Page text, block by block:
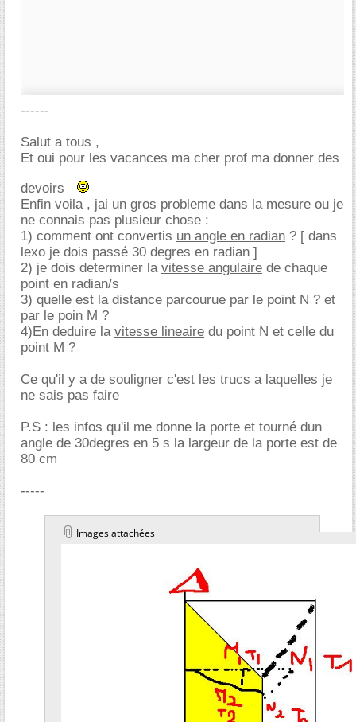
------
Salut a tous ,
Et oui pour les vacances ma cher prof ma donner des
devoirs
Enfin voila , jai un gros probleme dans la mesure ou je
ne connais pas plusieur chose :
1) comment ont convertis un angle en radian ? [ dans
lexo je dois passé 30 degres en radian ]
2) je dois determiner la vitesse angulaire de chaque
point en radian/s
3) quelle est la distance parcourue par le point N ? et
par le poin M ?
4)En deduire la vitesse lineaire du point N et celle du
point M ?
Ce qu'il y a de souligner c'est les trucs a laquelles je
ne sais pas faire
P.S : les infos qu'il me donne la porte et tourné dun
angle de 30degres en 5 s la largeur de la porte est de
80 cm
-----
Images attachées